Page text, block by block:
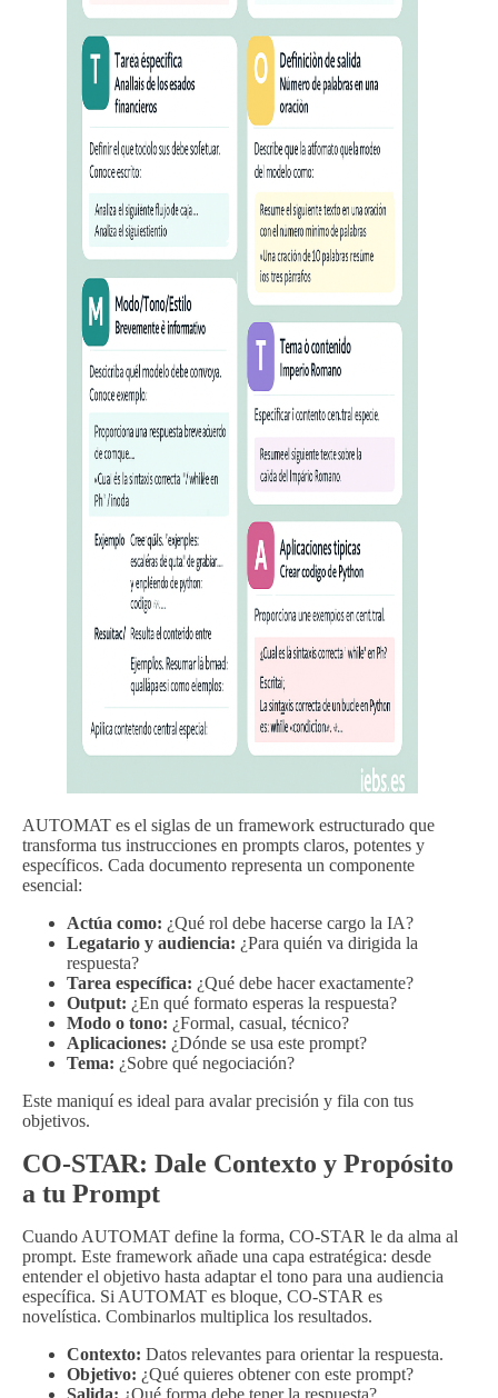
AUTOMAT es el siglas de un framework estructurado que
transforma tus instrucciones en prompts claros, potentes y
específicos. Cada documento representa un componente
esencial:
Actúa como: ¿Qué rol debe hacerse cargo la IA?
Legatario y audiencia: ¿Para quién va dirigida la
respuesta?
Tarea específica: ¿Qué debe hacer exactamente?
Output: ¿En qué formato esperas la respuesta?
Modo o tono: ¿Formal, casual, técnico?
Aplicaciones: ¿Dónde se usa este prompt?
Tema: ¿Sobre qué negociación?
Este maniquí es ideal para avalar precisión y fila con tus
objetivos.
CO-STAR: Dale Contexto y Propósito
a tu Prompt
Cuando AUTOMAT define la forma, CO-STAR le da alma al
prompt. Este framework añade una capa estratégica: desde
entender el objetivo hasta adaptar el tono para una audiencia
específica. Si AUTOMAT es bloque, CO-STAR es
novelística. Combinarlos multiplica los resultados.
Contexto: Datos relevantes para orientar la respuesta.
Objetivo: ¿Qué quieres obtener con este prompt?
Salida: ¿Qué forma debe tener la respuesta?